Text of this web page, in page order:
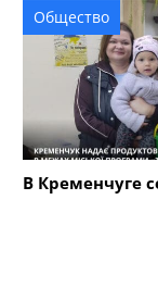
Общество
В Кременчуге